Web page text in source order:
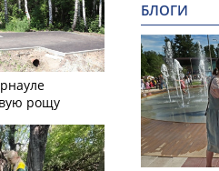
рощу
БЛОГИ